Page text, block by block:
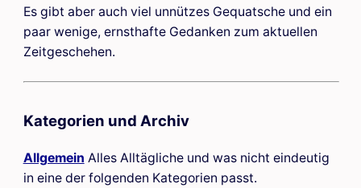
Es gibt aber auch viel unnützes Gequatsche und ein
paar wenige, ernsthafte Gedanken zum aktuellen
Zeitgeschehen.
Kategorien und Archiv
Allgemein Alles Alltägliche und was nicht eindeutig
in eine der folgenden Kategorien passt.